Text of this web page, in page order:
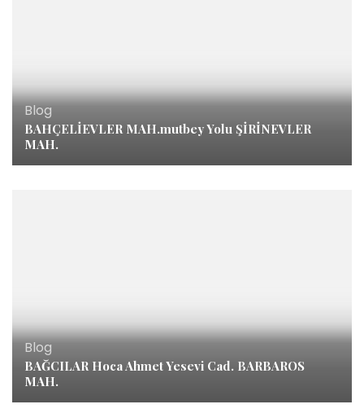
Blog
BAHÇELİEVLER MAH.mutbey Yolu ŞİRİNEVLER
MAH.
Blog
BAĞCILAR Hoca Ahmet Yesevi Cad. BARBAROS
MAH.